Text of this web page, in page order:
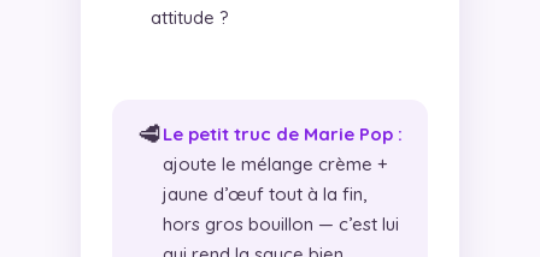
attitude ?
🥩Le petit truc de Marie Pop :
ajoute le mélange crème +
jaune d’œuf tout à la fin,
hors gros bouillon — c’est lui